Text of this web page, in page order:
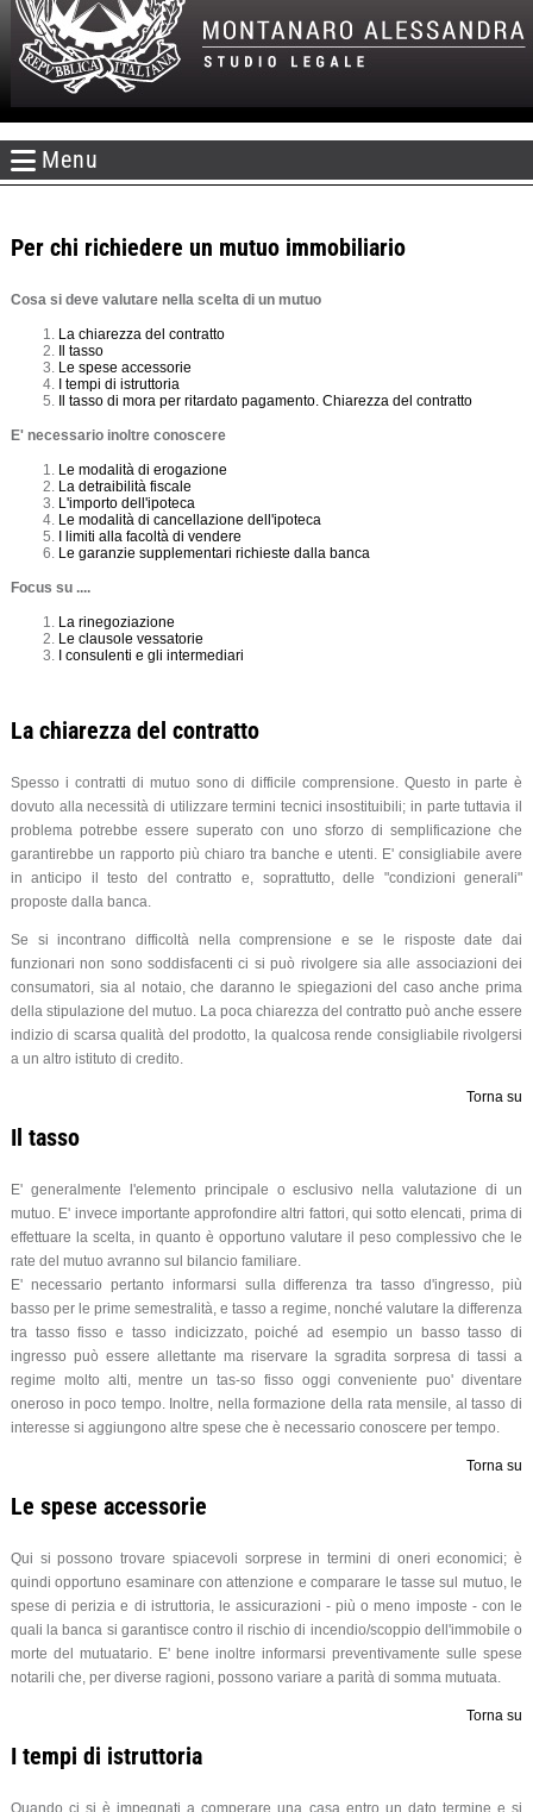
Menu
Per chi richiedere un mutuo immobiliario
Cosa si deve valutare nella scelta di un mutuo
La chiarezza del contratto
Il tasso
Le spese accessorie
I tempi di istruttoria
Il tasso di mora per ritardato pagamento. Chiarezza del contratto
E' necessario inoltre conoscere
Le modalità di erogazione
La detraibilità fiscale
L'importo dell'ipoteca
Le modalità di cancellazione dell'ipoteca
I limiti alla facoltà di vendere
Le garanzie supplementari richieste dalla banca
Focus su ....
La rinegoziazione
Le clausole vessatorie
I consulenti e gli intermediari
La chiarezza del contratto
Spesso i contratti di mutuo sono di difficile comprensione. Questo in parte è
dovuto alla necessità di utilizzare termini tecnici insostituibili; in parte tuttavia il
problema potrebbe essere superato con uno sforzo di semplificazione che
garantirebbe un rapporto più chiaro tra banche e utenti. E' consigliabile avere
in anticipo il testo del contratto e, soprattutto, delle "condizioni generali"
proposte dalla banca.
Se si incontrano difficoltà nella comprensione e se le risposte date dai
funzionari non sono soddisfacenti ci si può rivolgere sia alle associazioni dei
consumatori, sia al notaio, che daranno le spiegazioni del caso anche prima
della stipulazione del mutuo. La poca chiarezza del contratto può anche essere
indizio di scarsa qualità del prodotto, la qualcosa rende consigliabile rivolgersi
a un altro istituto di credito.
Torna su
Il tasso
E' generalmente l'elemento principale o esclusivo nella valutazione di un
mutuo. E' invece importante approfondire altri fattori, qui sotto elencati, prima di
effettuare la scelta, in quanto è opportuno valutare il peso complessivo che le
rate del mutuo avranno sul bilancio familiare.
E' necessario pertanto informarsi sulla differenza tra tasso d'ingresso, più
basso per le prime semestralità, e tasso a regime, nonché valutare la differenza
tra tasso fisso e tasso indicizzato, poiché ad esempio un basso tasso di
ingresso può essere allettante ma riservare la sgradita sorpresa di tassi a
regime molto alti, mentre un tas-so fisso oggi conveniente puo' diventare
oneroso in poco tempo. Inoltre, nella formazione della rata mensile, al tasso di
interesse si aggiungono altre spese che è necessario conoscere per tempo.
Torna su
Le spese accessorie
Qui si possono trovare spiacevoli sorprese in termini di oneri economici; è
quindi opportuno esaminare con attenzione e comparare le tasse sul mutuo, le
spese di perizia e di istruttoria, le assicurazioni - più o meno imposte - con le
quali la banca si garantisce contro il rischio di incendio/scoppio dell'immobile o
morte del mutuatario. E' bene inoltre informarsi preventivamente sulle spese
notarili che, per diverse ragioni, possono variare a parità di somma mutuata.
Torna su
I tempi di istruttoria
Quando ci si è impegnati a comperare una casa entro un dato termine e si